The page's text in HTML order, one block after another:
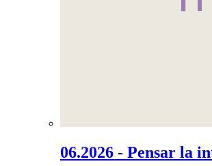
06.2026 - Pensar la